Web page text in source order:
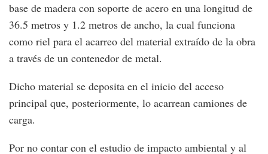
base de madera con soporte de acero en una longitud de
36.5 metros y 1.2 metros de ancho, la cual funciona
como riel para el acarreo del material extraído de la obra
a través de un contenedor de metal.
Dicho material se deposita en el inicio del acceso
principal que, posteriormente, lo acarrean camiones de
carga.
Por no contar con el estudio de impacto ambiental y al